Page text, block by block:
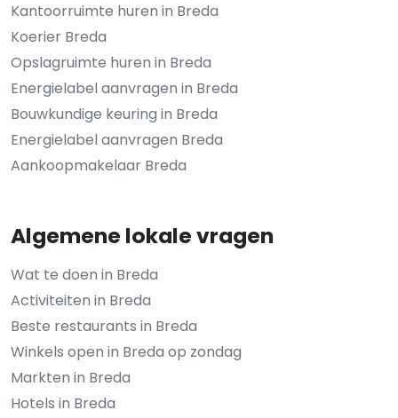
Kantoorruimte huren in Breda
Koerier Breda
Opslagruimte huren in Breda
Energielabel aanvragen in Breda
Bouwkundige keuring in Breda
Energielabel aanvragen Breda
Aankoopmakelaar Breda
Algemene lokale vragen
Wat te doen in Breda
Activiteiten in Breda
Beste restaurants in Breda
Winkels open in Breda op zondag
Markten in Breda
Hotels in Breda